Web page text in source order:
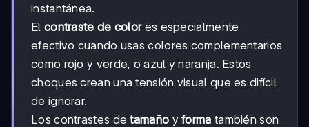
instantánea.
El contraste de colores especialmente
efectivo cuando usas colores complementarios
como rojo y verde, o azul y naranja. Estos
choques crean una tensión visual que es difícil
de ignorar.
Los contrastes detamaño yforma también son